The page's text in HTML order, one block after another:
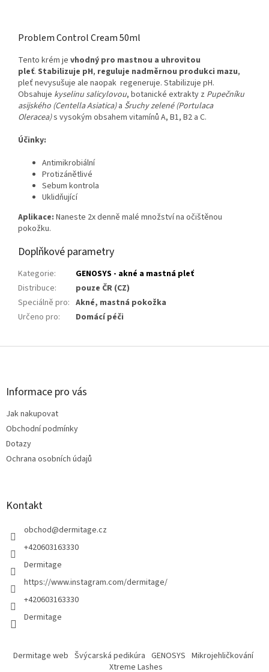
Problem Control Cream 50ml
Tento krém je vhodný pro mastnou a uhrovitou
pleť. Stabilizuje pH, reguluje nadměrnou produkci mazu,
pleť nevysušuje ale naopak regeneruje. Stabilizuje pH.
Obsahuje kyselinu salicylovou, botanické extrakty z Pupečníku
asijského (Centella Asiatica) a Šruchy zelené (Portulaca
Oleracea)s vysokým obsahem vitamínů A, B1, B2 a C.
Účinky:
Antimikrobiální
Protizánětlivé
Sebum kontrola
Uklidňující
Aplikace: Naneste 2x denně malé množství na očištěnou
pokožku.
Doplňkové parametry
Kategorie:
GENOSYS - akné a mastná pleť
Distribuce:
pouze ČR (CZ)
Speciálně pro: Akné, mastná pokožka
Určeno pro: Domácí péči
Z
Informace pro vás
Jak nakupovat
Obchodní podmínky
Dotazy
Ochrana osobních údajů
Kontakt
obchod@dermitage.cz
+420603163330
Dermitage
https://www.instagram.com/dermitage/
+420603163330
Dermitage
Dermitage web Švýcarská pedikúra GENOSYS Mikrojehličkování
Xtreme Lashes